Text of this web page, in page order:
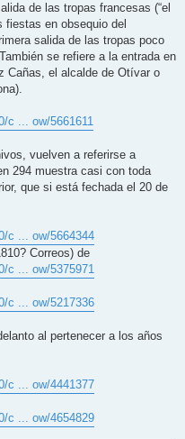
de las tropas francesas (“el
en obsequio del
salida de las tropas poco
se refiere a la entrada en
Cañas, el alcalde de Otívar o
c ... ow/5661611
vuelven a referirse a
294 muestra casi con toda
que si está fechada el 20 de
c ... ow/5664344
Correos) de
c ... ow/5375971
c ... ow/5217336
al pertenecer a los años
c ... ow/4441377
c ... ow/4654829